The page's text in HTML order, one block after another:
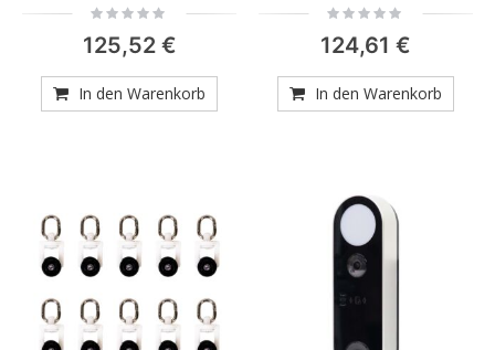
Rating:
125,52 €
In den Warenkorb
Rating:
124,61 €
In den Warenkorb